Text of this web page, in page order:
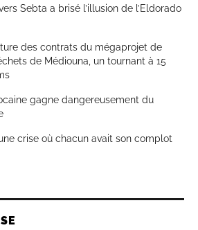
Sebta a brisé l’illusion de l’Eldorado
des contrats du mégaprojet de
de Médiouna, un tournant à 15
gagne dangereusement du
crise où chacun avait son complot